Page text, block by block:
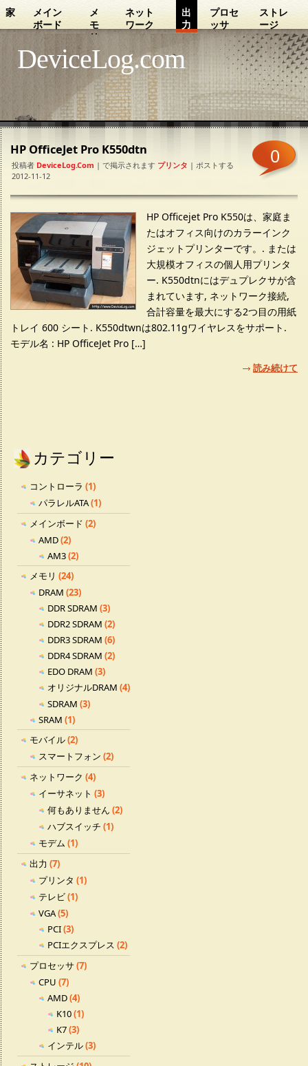
家
メイン
ボード
メ
モ
リ
ネット
ワーク
出
力
プロセ
ッサ
ストレ
ージ
DeviceLog.com
HP OfficeJet Pro K550dtn
投稿者 DeviceLog.com | で掲示されます プリンタ | ポストする
2012-11-12
0
HP Officejet Pro K550は、家庭ま
たはオフィス向けのカラーインク
ジェットプリンターです。. または
大規模オフィスの個人用プリンタ
ー. K550dtnにはデュプレクサが含
まれています, ネットワーク接続,
合計容量を最大にする2つ目の用紙
トレイ 600 シート. K550dtwnは802.11gワイヤレスをサポート.
モデル名 : HP OfficeJet Pro […]
読み続けて
カテゴリー
コントローラ (1)
パラレルATA(1)
メインボード (2)
AMD(2)
AM3(2)
メモリ (24)
DRAM (23)
DDR SDRAM (3)
DDR2 SDRAM (2)
DDR3 SDRAM (6)
DDR4 SDRAM (2)
EDO DRAM (3)
オリジナルDRAM (4)
SDRAM (3)
SRAM (1)
モバイル(2)
スマートフォン (2)
ネットワーク (4)
イーサネット (3)
何もありません (2)
ハブスイッチ (1)
モデム (1)
出力 (7)
プリンタ (1)
テレビ(1)
VGA(5)
PCI(3)
PCIエクスプレス (2)
プロセッサ(7)
CPU (7)
AMD(4)
K10(1)
K7(3)
インテル(3)